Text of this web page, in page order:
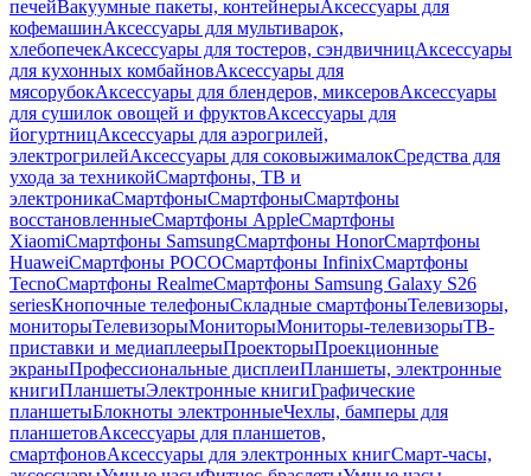
печейВакуумные пакеты, контейнерыАксессуары для
кофемашинАксессуары для мультиварок,
хлебопечекАксессуары для тостеров, сэндвичницАксессуары
для кухонных комбайновАксессуары для
мясорубокАксессуары для блендеров, миксеровАксессуары
для сушилок овощей и фруктовАксессуары для
йогуртницАксессуары для аэрогрилей,
электрогрилейАксессуары для соковыжималокСредства для
ухода за техникойСмартфоны, ТВ и
электроникаСмартфоныСмартфоныСмартфоны
восстановленныеСмартфоны AppleСмартфоны
XiaomiСмартфоны SamsungСмартфоны HonorСмартфоны
HuaweiСмартфоны POCOСмартфоны InfinixСмартфоны
TecnoСмартфоны RealmeСмартфоны Samsung Galaxy S26
seriesКнопочные телефоныСкладные смартфоныТелевизоры,
мониторыТелевизорыМониторыМониторы-телевизорыТВ-
приставки и медиаплеерыПроекторыПроекционные
экраныПрофессиональные дисплеиПланшеты, электронные
книгиПланшетыЭлектронные книгиГрафические
планшетыБлокноты электронныеЧехлы, бамперы для
планшетовАксессуары для планшетов,
смартфоновАксессуары для электронных книгСмарт-часы,